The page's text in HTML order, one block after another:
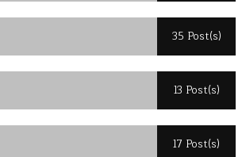
35 Post(s)
13 Post(s)
17 Post(s)